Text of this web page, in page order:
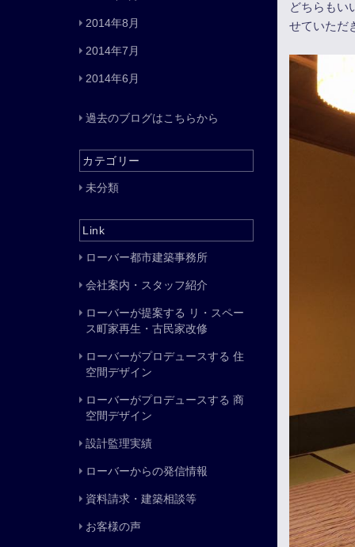
どちらもい
せていただ
2014年8月
2014年7月
2014年6月
過去のブログはこちらから
カテゴリー
未分類
Link
ローバー都市建築事務所
会社案内・スタッフ紹介
ローバーが提案する リ・スペー
ス町家再生・古民家改修
ローバーがプロデュースする 住
空間デザイン
ローバーがプロデュースする 商
空間デザイン
設計監理実績
ローバーからの発信情報
資料請求・建築相談等
お客様の声